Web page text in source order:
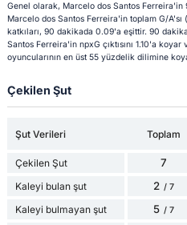
Genel olarak, Marcelo dos Santos Ferreira'in
Marcelo dos Santos Ferreira'in toplam G/
katkıları, 90 dakikada 0.09'a eşittir. 90
Santos Ferreira'in npxG çıktısını 1.10'a
oyuncularının en üst 55 yüzdelik dilimine
Çekilen Şut
Şut Verileri Toplam
Çekilen Şut 7
Kaleyi bulan şut 2 / 7
Kaleyi bulmayan şut 5 / 7